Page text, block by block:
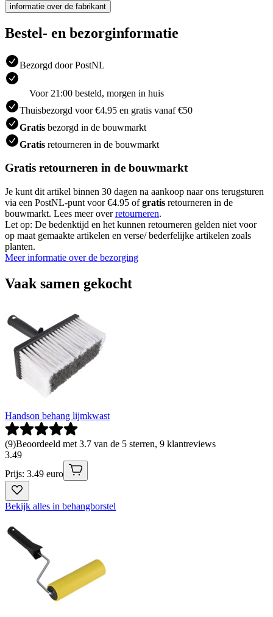
informatie over de fabrikant
Bestel- en bezorginformatie
Bezorgd door PostNL
Voor 21:00 besteld, morgen in huis
Thuisbezorgd voor €4.95 en gratis vanaf €50
Gratis bezorgd in de bouwmarkt
Gratis retourneren in de bouwmarkt
Gratis retourneren in de bouwmarkt
Je kunt dit artikel binnen 30 dagen na aankoop naar ons terugsturen
via een PostNL-punt voor €4.95 ofgratis retourneren in de
bouwmarkt. Lees meer overretourneren.
Let op: De bedenktijd en het kunnen retourneren gelden niet voor
op maat gemaakte artikelen en verse/ bederfelijke artikelen zoals
planten.
Meer informatie over de bezorging
Vaak samen gekocht
Handson behang lijmkwast
(9)Beoordeeld met 3.7 van de 5 sterren, 9 klantreviews
3.49
Prijs: 3.49 euro
Bekijk alles in behangborstel